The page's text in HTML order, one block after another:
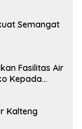
Semangat
Fasilitas Air
Kepada
Kalteng